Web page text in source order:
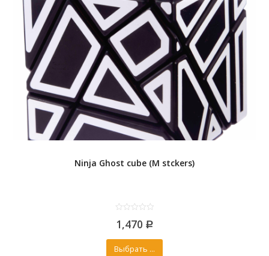
Ninja Ghost cube (M stckers)
out
5
1,470 Р
Выбрать ...